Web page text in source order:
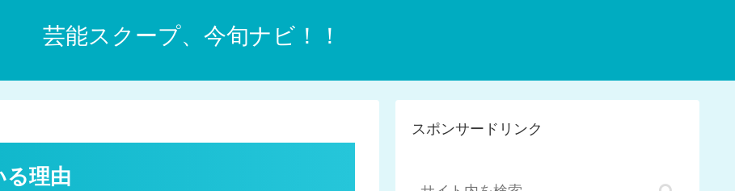
芸能スクープ、今旬ナビ！！
る理由
スポンサードリンク